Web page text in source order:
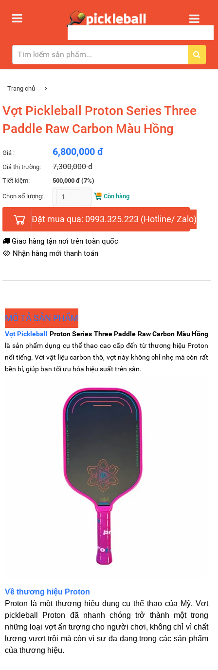
Trang chủ
Vợt Pickleball Proton Series Three
Paddle Raw Carbon Màu Hồng
Giá : 6,800,000 đ
Giá thị trường: 7,300,000 đ
Tiết kiệm: 500,000 đ (7%)
Chọn số lượng: Còn hàng
Đặt mua qua: 0993.325.223 (Hotline/ Zalo)
Giao hàng tận nơi trên toàn quốc
Nhận hàng mới thanh toán
MÔ TẢ SẢN PHẨM
Vợt Pickleball
Proton Series Three Paddle Raw Carbon Màu Hồng
là sản phẩm dụng cụ thể thao cao cấp đến từ thương hiệu Proton
nổi tiếng. Với vật liệu carbon thô, vợt này không chỉ nhẹ mà còn rất
bền bỉ, giúp bạn tối ưu hóa hiệu suất trên sân.
Về thương hiệu Proton
Proton là một thương hiệu dụng cụ thể thao của Mỹ. Vợt
pickleball Proton đã nhanh chóng trở thành một trong
những loại vợt ấn tượng cho người chơi, không chỉ vì chất
lượng vượt trội mà còn vì sự đa dạng trong các sản phẩm
của thương hiệu.